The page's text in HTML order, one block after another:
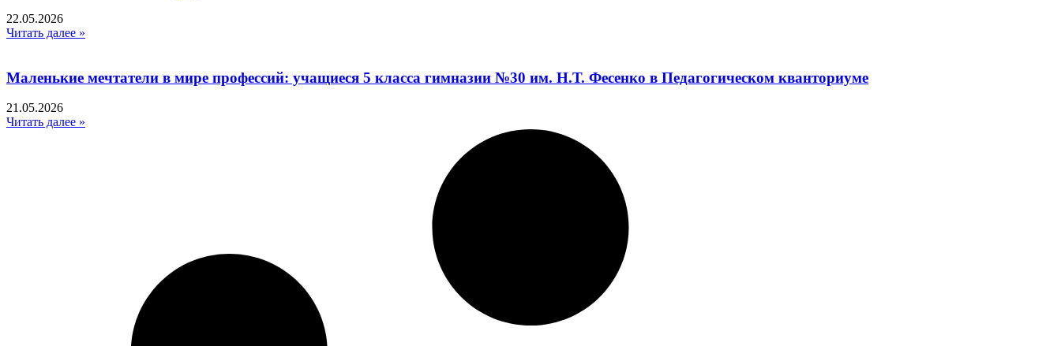
22.05.2026
Читать далее »
Маленькие мечтатели в мире профессий: учащиеся 5 класса гимназии №30 им. Н.Т. Фесенко в Педагогическом кванториуме
21.05.2026
Читать далее »